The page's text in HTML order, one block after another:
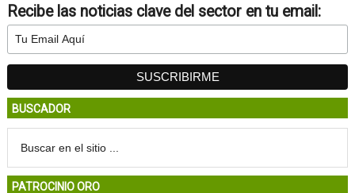
Recibe las noticias clave del sector en tu email:
BUSCADOR
PATROCINIO ORO